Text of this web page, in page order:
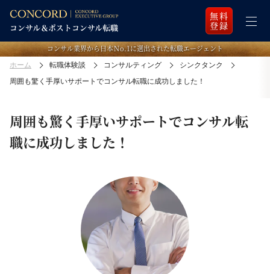
無料
登録
コンサル業界から日本Ｎo.1に選出された転職エージェント
ホーム 転職体験談 コンサルティング
シンクタンク
周囲も驚く手厚いサポートでコンサル転職に成功しました！
周囲も驚く手厚いサポートでコンサル転
職に成功しました！